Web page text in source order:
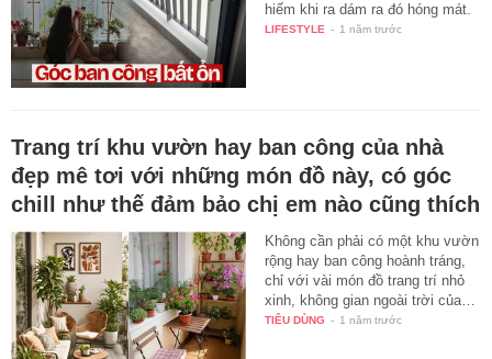
hiếm khi ra dám ra đó hóng mát.
LIFESTYLE - 1 năm trước
Trang trí khu vườn hay ban công của nhà
đẹp mê tơi với những món đồ này, có góc
chill như thế đảm bảo chị em nào cũng thích
Không cần phải có một khu vườn
rộng hay ban công hoành tráng,
chỉ với vài món đồ trang trí nhỏ
xinh, không gian ngoài trời của…
TIÊU DÙNG - 1 năm trước